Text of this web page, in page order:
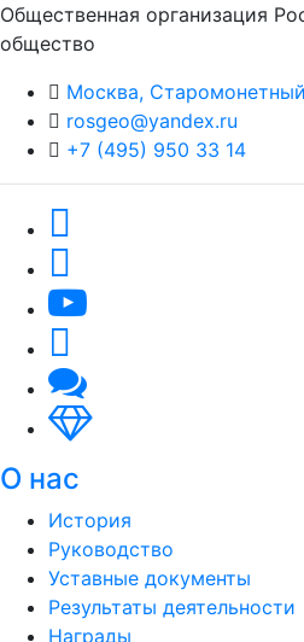
Общественная организация
общество
Москва,
rosgeo@yandex.ru
+7 (495) 950 33 14
О нас
История
Руководство
Уставные документы
Результаты деятельности
Награды